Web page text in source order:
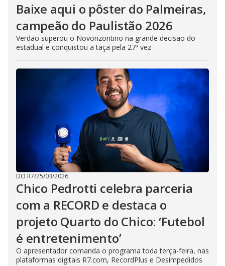
Baixe aqui o pôster do Palmeiras,
campeão do Paulistão 2026
Verdão superou o Novorizontino na grande decisão do
estadual e conquistou a taça pela 27ª vez
DO R7/25/03/2026
Chico Pedrotti celebra parceria
com a RECORD e destaca o
projeto Quarto do Chico: ‘Futebol
é entretenimento’
O apresentador comanda o programa toda terça-feira, nas
plataformas digitais R7.com, RecordPlus e Desimpedidos